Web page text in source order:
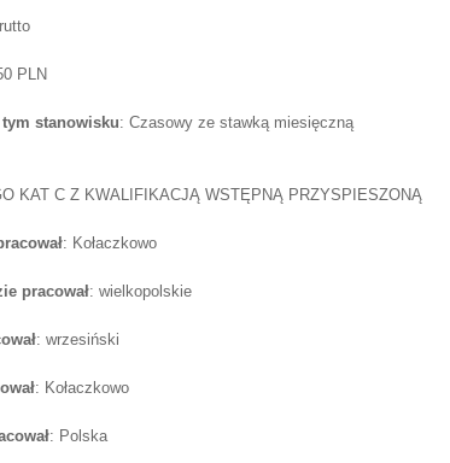
PLN
stanowisku: Czasowy ze stawką miesięczną
KAT C Z KWALIFIKACJĄ WSTĘPNĄ PRZYSPIESZONĄ
: Kołaczkowo
pracował: wielkopolskie
: wrzesiński
: Kołaczkowo
: Polska